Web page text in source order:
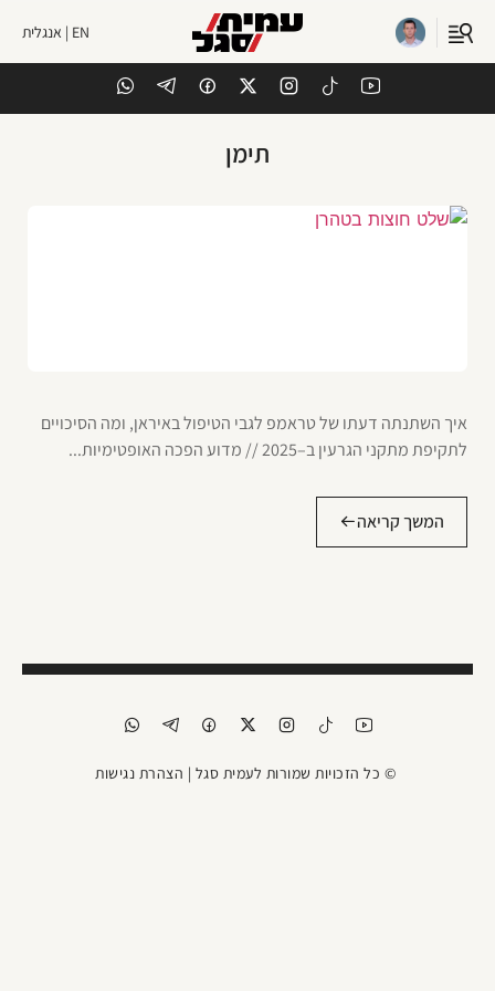
EN | אנגלית
תימן
איך השתנתה דעתו של טראמפ לגבי הטיפול באיראן, ומה הסיכויים
לתקיפת מתקני הגרעין ב–2025 // מדוע הפכה האופטימיות...
המשך קריאה
© כל הזכויות שמורות לעמית סגל | הצהרת נגישות